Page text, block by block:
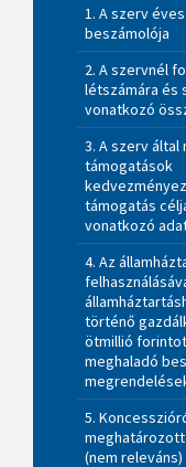
1. A szerv
beszámolója
2. A szervnél
létszámára és
vonatkozó
3. A szerv
támogatások
támogatás
vonatkozó
4. Az
történő
ötmillió
meghaladó
5.
(nem releváns)